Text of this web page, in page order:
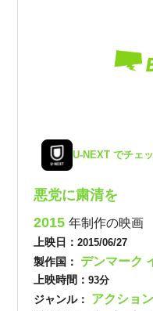
U-NEXT でチェ
悪党に粛清を
2015年制作の映画
上映日：2015/06/27
製作国： デンマーク
上映時間：93分
ジャンル： アクショ